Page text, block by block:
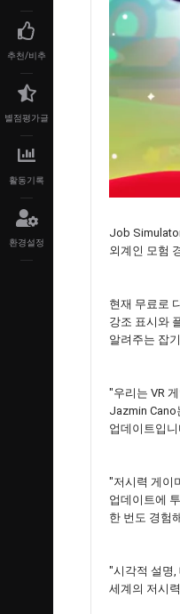
Job
외계인 모험
현재 무료로
강조 표시와
알려주는 잡
"우리는 VR
Jazmin Cano
업데이트입
"저시력 게이
업데이트에
한 번도 경험
"시각적 설명,
세계의 저시
추천/비추
별점평가글
활동기록
환경설정